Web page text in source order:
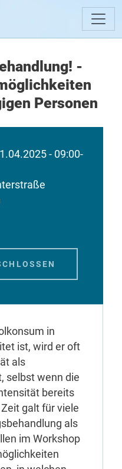
-
Personen
- 09:00-
in
ist, wird er oft
als
selbst wenn die
bereits
galt für viele
als
im Workshop